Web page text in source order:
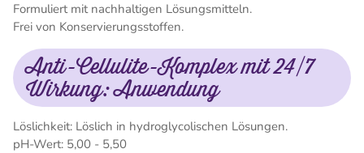
Formuliert mit nachhaltigen Lösungsmitteln.
Frei von Konservierungsstoffen.
Anti-Cellulite-Komplex mit 24/7
Wirkung: Anwendung
Löslichkeit: Löslich in hydroglycolischen Lösungen.
pH-Wert: 5,00 - 5,50